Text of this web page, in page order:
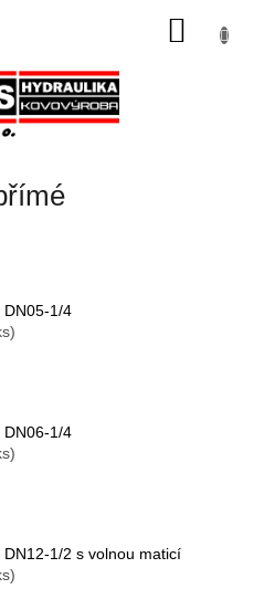
DN05-1/4
DN06-1/4
DN12-1/2 s volnou maticí